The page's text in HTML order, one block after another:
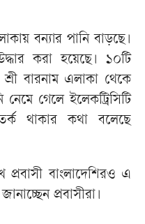
বন্যার পানি বাড়ছে।
করা হয়েছে। ১০টি
বারনাম এলাকা থেকে
নেমে গেলে ইলেকট্রিসিটি
থাকার কথা বলেছে
প্রবাসী বাংলাদেশিরও এ
প্রবাসীরা।